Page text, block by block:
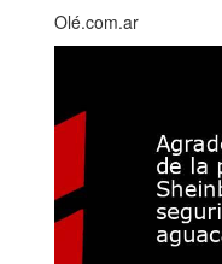
Olé.com.ar